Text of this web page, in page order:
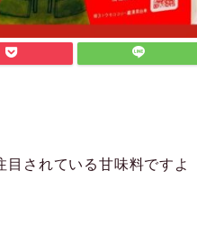
されている甘味料ですよ